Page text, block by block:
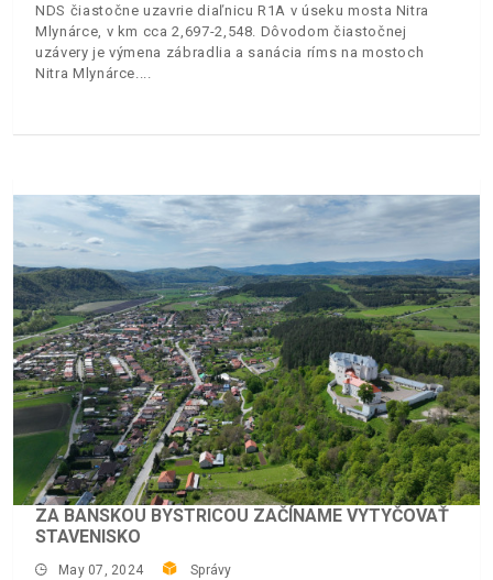
NDS čiastočne uzavrie diaľnicu R1A v úseku mosta Nitra
Mlynárce, v km cca 2,697-2,548. Dôvodom čiastočnej
uzávery je výmena zábradlia a sanácia ríms na mostoch
Nitra Mlynárce.
ZA BANSKOU BYSTRICOU ZAČÍNAME VYTYČOVAŤ
STAVENISKO
May 07, 2024 Správy